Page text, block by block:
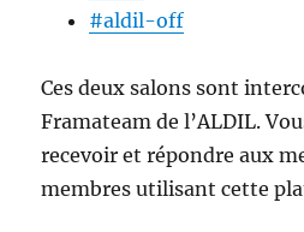
#aldil-off
Ces deux salons sont
Framateam de l’ALDIL.
recevoir et répondre aux
membres utilisant cette